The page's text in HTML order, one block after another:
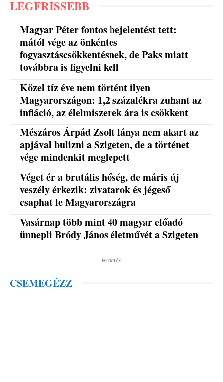
LEGFRISSEBB
Magyar Péter fontos bejelentést tett:
mától vége az önkéntes
fogyasztáscsökkentésnek, de Paks miatt
továbbra is figyelni kell
Közel tíz éve nem történt ilyen
Magyarországon: 1,2 százalékra zuhant az
infláció, az élelmiszerek ára is csökkent
Mészáros Árpád Zsolt lánya nem akart az
apjával bulizni a Szigeten, de a történet
vége mindenkit meglepett
Véget ér a brutális hőség, de máris új
veszély érkezik: zivatarok és jégeső
csaphat le Magyarországra
Vasárnap több mint 40 magyar előadó
ünnepli Bródy János életművét a Szigeten
Hirdetés
CSEMEGÉZZ